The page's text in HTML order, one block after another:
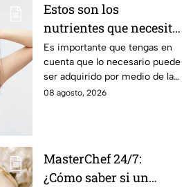
Estos son los
nutrientes que necesita
tu cabello a partir de
los 40 años
Es importante que tengas en
cuenta que lo necesario puede
ser adquirido por medio de la
alimentación.
08 agosto, 2026
MasterChef 24/7:
¿Cómo saber si un